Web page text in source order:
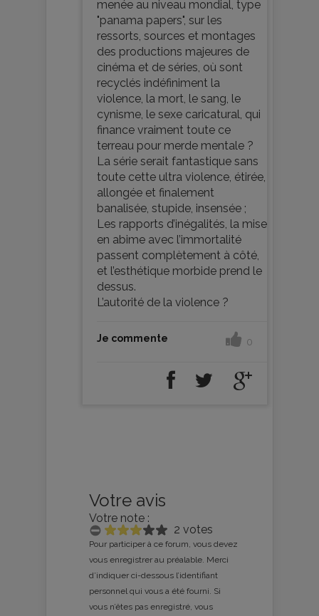
menée au niveau mondial, type
"panama papers", sur les
ressorts, sources et montages
des productions majeures de
cinéma et de séries, où sont
recyclés indéfiniment la
violence, la mort, le sang, le
cynisme, le sexe caricatural, qui
finance vraiment toute ce
terreau pour merde mentale ?
La série serait fantastique sans
toute cette ultra violence, étirée,
allongée et finalement
banalisée, stupide, insensée ;
Les rapports d’inégalités, la mise
en abime avec l’immortalité
passent complètement à côté,
et l’esthétique morbide prend le
dessus.
L’autorité de la violence ?
Je commente 0
Votre avis
Votre note :
2 votes
Pour participer à ce forum, vous devez
vous enregistrer au préalable. Merci
d’indiquer ci-dessous l’identifiant
personnel qui vous a été fourni. Si
vous n’êtes pas enregistré, vous